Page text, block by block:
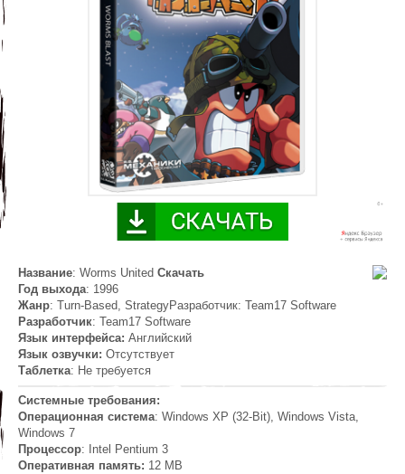
Название: Worms United Скачать
Год выхода: 1996
Жанр: Turn-Based, StrategyРазработчик: Team17 Software
Разработчик: Team17 Software
Язык интерфейса: Английский
Язык озвучки: Отсутствует
Таблетка: Не требуется
Системные требования:
Операционная система: Windows XP (32-Bit), Windows Vista,
Windows 7
Процессор: Intel Pentium 3
Оперативная память: 12 MB